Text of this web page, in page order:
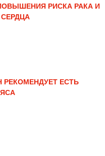
РИСКА РАКА И
РЕКОМЕНДУЕТ ЕСТЬ